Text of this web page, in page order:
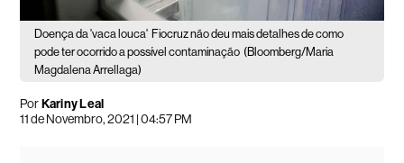
Doença da 'vaca louca' Fiocruz não deu mais detalhes de como
pode ter ocorrido a possível contaminação (Bloomberg/Maria
Magdalena Arrellaga)
PorKariny Leal
11 de Novembro, 2021 | 04:57 PM